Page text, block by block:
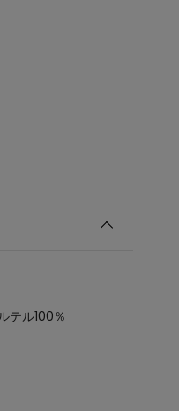
テル100％